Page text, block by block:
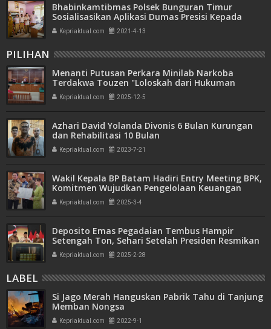
Bhabinkamtibmas Polsek Bunguran Timur
Sosialisasikan Aplikasi Dumas Presisi Kepada
Masyarakat
Kepriaktual.com 2021-4-13
PILIHAN
Menanti Putusan Perkara Minilab Narkoba
Terdakwa Touzen "Loloskah dari Hukuman
Seumur Hidup atau Mati"
Kepriaktual.com 2025-12-5
Azhari David Yolanda Divonis 6 Bulan Kurungan
dan Rehabilitasi 10 Bulan
Kepriaktual.com 2023-7-21
Wakil Kepala BP Batam Hadiri Entry Meeting BPK,
Komitmen Wujudkan Pengelolaan Keuangan
Transparan dan Akuntabel
Kepriaktual.com 2025-3-4
Deposito Emas Pegadaian Tembus Hampir
Setengah Ton, Sehari Setelah Presiden Resmikan
Bank Emas
Kepriaktual.com 2025-2-28
LABEL
Si Jago Merah Hanguskan Pabrik Tahu di Tanjung
Memban Nongsa
Kepriaktual.com 2022-9-1